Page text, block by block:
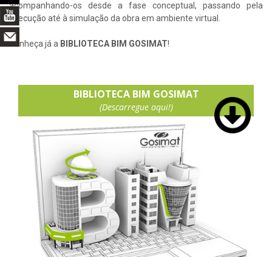
acompanhando-os desde a fase conceptual, passando pela
execução até à simulação da obra em ambiente virtual.
Conheça já a BIBLIOTECA BIM GOSIMAT!
BIBLIOTECA BIM GOSIMAT
(Descarregue aqui!)